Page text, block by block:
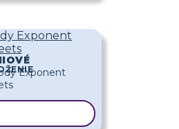
Exponent